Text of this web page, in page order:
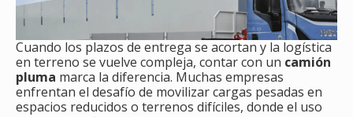
Cuando los plazos de entrega se acortan y la logística
en terreno se vuelve compleja, contar con un camión
pluma marca la diferencia. Muchas empresas
enfrentan el desafío de movilizar cargas pesadas en
espacios reducidos o terrenos difíciles, donde el uso